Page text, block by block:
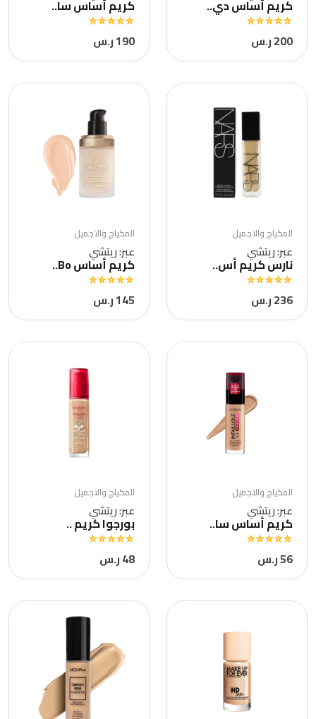
كريم أساس دي..
200 ر.س
كريم أساس سا..
190 ر.س
المكياج والتجميل
عبر: ريتشي
نارس كريم أس..
236 ر.س
المكياج والتجميل
عبر: ريتشي
كريم أساس Bo..
145 ر.س
المكياج والتجميل
عبر: ريتشي
كريم أساس سا..
56 ر.س
المكياج والتجميل
عبر: ريتشي
بورجوا كريم ..
48 ر.س